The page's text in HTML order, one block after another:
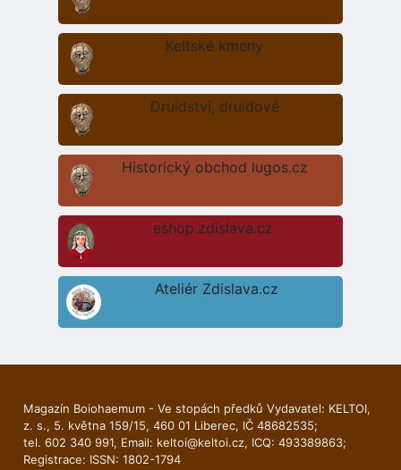
Keltské kmeny
Druidství, druidové
Historický obchod lugos.cz
eshop.zdislava.cz
Ateliér Zdislava.cz
Magazín Boiohaemum - Ve stopách předků Vydavatel: KELTOI,
z. s., 5. května 159/15, 460 01 Liberec, IČ 48682535;
tel. 602 340 991, Email: keltoi@keltoi.cz, ICQ: 493389863;
Registrace: ISSN: 1802-1794